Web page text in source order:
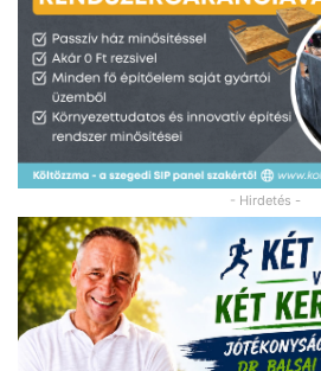
- Hirdetés -